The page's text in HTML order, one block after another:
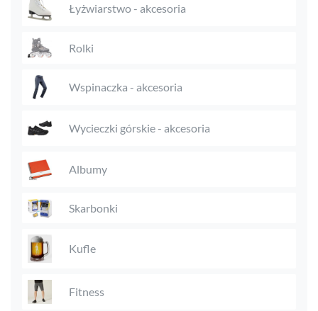
Łyżwiarstwo - akcesoria
Rolki
Wspinaczka - akcesoria
Wycieczki górskie - akcesoria
Albumy
Skarbonki
Kufle
Fitness